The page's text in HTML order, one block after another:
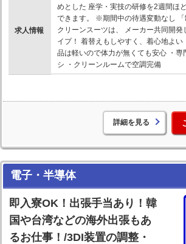
求人情報
めとした 座学・実技の研修を2週間ほ
できます。 ※期間中の待遇変動なし
クリーンスーツは、 メーカー共同開発
イプ！ 着替えもしやすく、着心地よい
品は軽いので体力が無くても安心 ・専
シ ・クリーンルームで空調完備
詳細を見る
電子・半導体
即入寮OK！出張手当あり！韓
国や台湾などの海外出張もあ
るお仕事！/3DI装置の調整・